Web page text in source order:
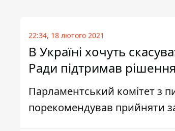
22:34, 18 лютого 2021
В Україні хочуть
Ради підтримав рішення
Парламентський комітет з
порекомендував прийняти